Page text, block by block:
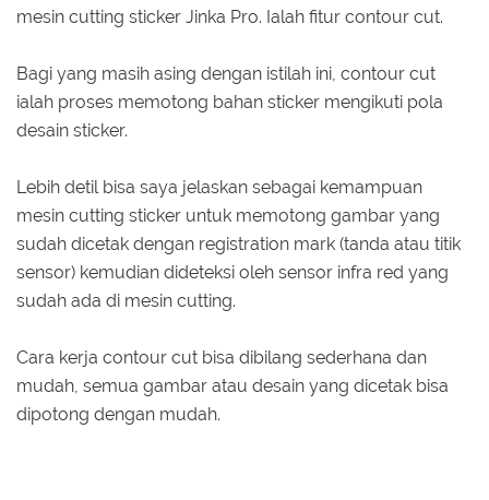
mesin cutting sticker Jinka Pro. Ialah fitur contour cut.
Bagi yang masih asing dengan istilah ini, contour cut
ialah proses memotong bahan sticker mengikuti pola
desain sticker.
Lebih detil bisa saya jelaskan sebagai kemampuan
mesin cutting sticker untuk memotong gambar yang
sudah dicetak dengan registration mark (tanda atau titik
sensor) kemudian dideteksi oleh sensor infra red yang
sudah ada di mesin cutting.
Cara kerja contour cut bisa dibilang sederhana dan
mudah, semua gambar atau desain yang dicetak bisa
dipotong dengan mudah.